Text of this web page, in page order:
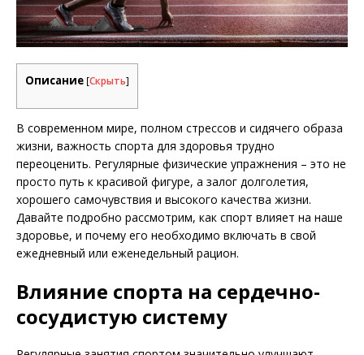
Описание [Скрыть]
В современном мире, полном стрессов и сидячего образа
жизни, важность спорта для здоровья трудно
переоценить. Регулярные физические упражнения – это не
просто путь к красивой фигуре, а залог долголетия,
хорошего самочувствия и высокого качества жизни.
Давайте подробно рассмотрим, как спорт влияет на наше
здоровье, и почему его необходимо включать в свой
ежедневный или еженедельный рацион.
Влияние спорта на сердечно-
сосудистую систему